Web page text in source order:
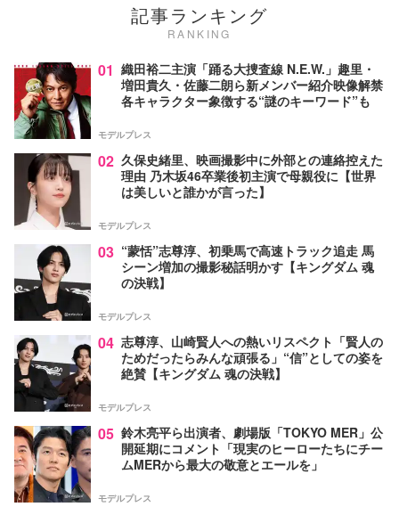
記事ランキング
RANKING
01 織田裕二主演「踊る大捜査線 N.E.W.」趣里・
増田貴久・佐藤二朗ら新メンバー紹介映像解禁
各キャラクター象徴する“謎のキーワード”も
モデルプレス
02 久保史緒里、映画撮影中に外部との連絡控えた
理由 乃木坂46卒業後初主演で母親役に【世界
は美しいと誰かが言った】
モデルプレス
03 “蒙恬”志尊淳、初乗馬で高速トラック追走 馬
シーン増加の撮影秘話明かす【キングダム 魂
の決戦】
モデルプレス
04 志尊淳、山崎賢人への熱いリスペクト「賢人の
ためだったらみんな頑張る」“信”としての姿を
絶賛【キングダム 魂の決戦】
モデルプレス
05 鈴木亮平ら出演者、劇場版「TOKYO MER」公
開延期にコメント「現実のヒーローたちにチー
ムMERから最大の敬意とエールを」
モデルプレス